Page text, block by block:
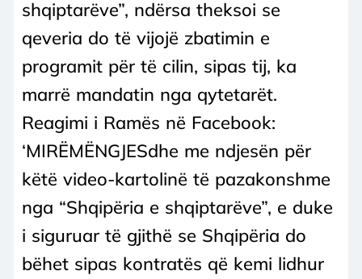
shqiptarëve”, ndërsa theksoi se
qeveria do të vijojë zbatimin e
programit për të cilin, sipas tij, ka
marrë mandatin nga qytetarët.
Reagimi i Ramës në Facebook:
‘MIRËMËNGJESdhe me ndjesën për
këtë video-kartolinë të pazakonshme
nga “Shqipëria e shqiptarëve”, e duke
i siguruar të gjithë se Shqipëria do
bëhet sipas kontratës që kemi lidhur